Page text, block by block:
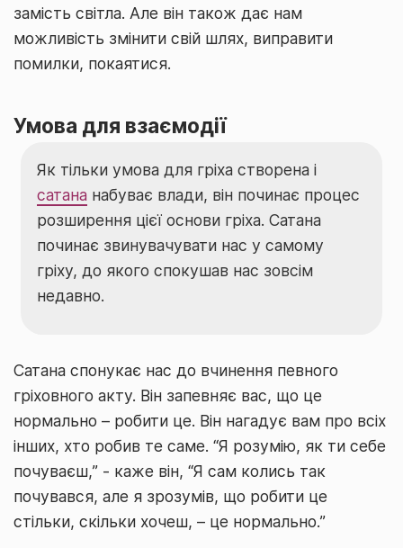
замість світла. Але він також дає нам
можливість змінити свій шлях, виправити
помилки, покаятися.
Умова для взаємодії
Як тільки умова для гріха створена і
сатананабуває влади, він починає процес
розширення цієї основи гріха. Сатана
починає звинувачувати нас у самому
гріху, до якого спокушав нас зовсім
недавно.
Сатана спонукає нас до вчинення певного
гріховного акту. Він запевняє вас, що це
нормально – робити це. Він нагадує вам про всіх
інших, хто робив те саме. “Я розумію, як ти себе
почуваєш,” - каже він, “Я сам колись так
почувався, але я зрозумів, що робити це
стільки, скільки хочеш, – це нормально.”